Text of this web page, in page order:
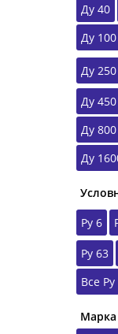
Ду 40
Ду 100
Ду 250
Ду 450
Ду 800
Ду
Ру 6
Ру 63
Все Ру
Марка